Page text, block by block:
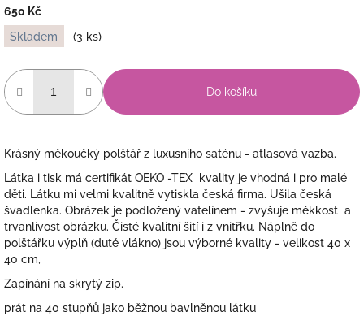
650 Kč
Měrná
cena:
Skladem (3 ks)
Do košíku
Krásný měkoučký polštář z luxusního saténu - atlasová vazba.
Látka i tisk má certifikát OEKO -TEX kvality je vhodná i pro malé
děti. Látku mi velmi kvalitně vytiskla česká firma. Ušila česká
švadlenka. Obrázek je podložený vatelínem - zvyšuje měkkost a
trvanlivost obrázku. Čisté kvalitní šití i z vnitřku. Náplně do
polštářku výplň (duté vlákno) jsou výborné kvality - velikost 40 x
40 cm,
Zapínání na skrytý zip.
prát na 40 stupňů jako běžnou bavlněnou látku